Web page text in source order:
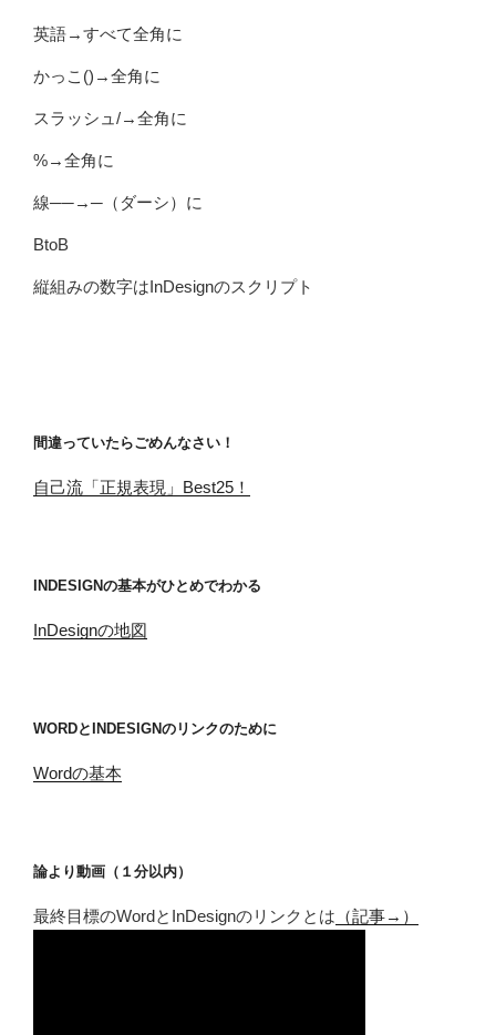
英語→すべて全角に
かっこ()→全角に
スラッシュ/→全角に
%→全角に
線──→─（ダーシ）に
BtoB
縦組みの数字はInDesignのスクリプト
間違っていたらごめんなさい！
自己流「正規表現」Best25！
INDESIGNの基本がひとめでわかる
InDesignの地図
WORDとINDESIGNのリンクのために
Wordの基本
論より動画（１分以内）
最終目標のWordとInDesignのリンクとは （記事→）